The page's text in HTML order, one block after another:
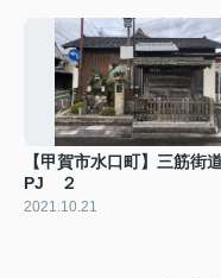
【甲賀市水口町】三筋街
PJ ２
2021.10.21